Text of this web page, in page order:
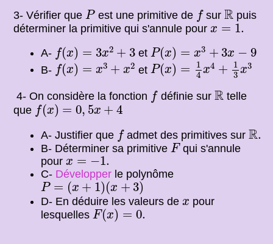
3- Vérifier que P
Pest une primitive de fsur R
R puis
déterminer la primitive qui s'annule pourx = 1.
x=1.
A- f(x) = 3x2 + 3
(x = 2 +3
etP(x) = x3 + 3x − 9
P(x )= +3 x −9
B- f(x) = x3 + x2
f(x = x 2
etP(x) =
1
4 x4 +
1
3 x3
P(x)= 4x + 13x
4- On considère la fonction f
f définie sur R
R telle
que f(x) = 0, 5x + 4
f(x)=0,5x+4
A- Justifier que fadmet des primitives sur R.
R
B- Déterminer sa primitive F
Fqui s'annule
pour x = −1.
x=−1.
C- Développerle polynôme
P = (x + 1)(x + 3)
P=(x+1)(x+3 )
D- En déduire les valeurs de x
x pour
lesquelles F(x) = 0.
F(x )=0.